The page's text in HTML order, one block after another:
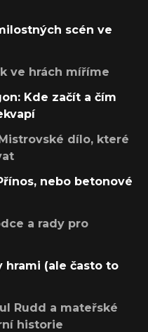
scén ve
ve hrách míříme
Kde začít a čím
dílo, které
nebo betonové
a rady pro
hrami (ale často to
Rudd a mateřské
historie